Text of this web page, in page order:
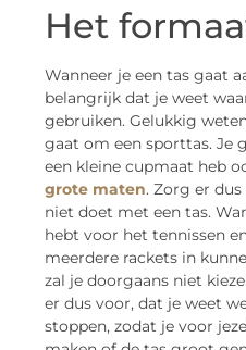
Het
Wanneer je een tas gaat
belangrijk dat je weet
gebruiken. Gelukkig
gaat om een sporttas. Je
een kleine cupmaat heb
grote maten. Zorg er
niet doet met een tas.
hebt voor het tennissen
meerdere rackets in
zal je doorgaans niet
er dus voor, dat je weet
stoppen, zodat je voor